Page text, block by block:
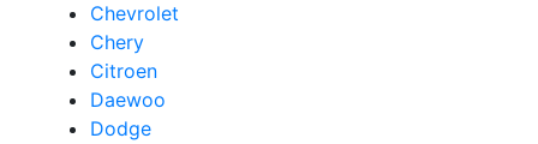
Сhevrolet
Chery
Сitroen
Daewoo
Dodge